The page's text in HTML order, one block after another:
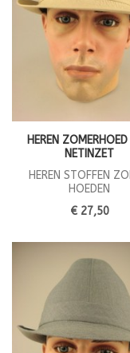
HEREN
NETINZET
HEREN STOFFEN
HOEDEN
€ 27,50